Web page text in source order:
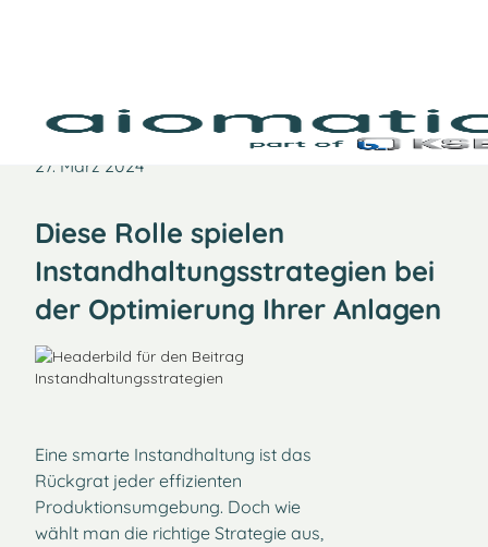
27. März 2024
Diese Rolle spielen
Instandhaltungsstrategien bei
der Optimierung Ihrer Anlagen
Eine smarte Instandhaltung ist das
Rückgrat jeder effizienten
Produktionsumgebung. Doch wie
wählt man die richtige Strategie aus,